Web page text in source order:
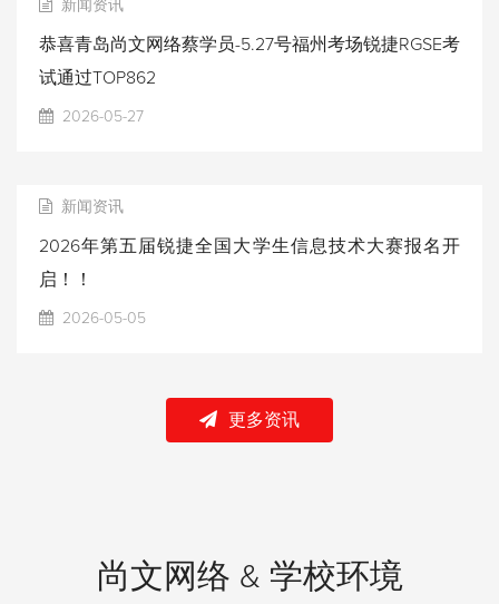
新闻资讯
恭喜青岛尚文网络蔡学员-5.27号福州考场锐捷RGSE考
试通过TOP862
2026-05-27
新闻资讯
2026年第五届锐捷全国大学生信息技术大赛报名开
启！！
2026-05-05
更多资讯
尚文网络 & 学校环境